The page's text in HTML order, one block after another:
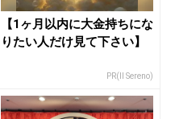
【1ヶ月以内に大金持ちにな
りたい人だけ見て下さい】
PR(Il Sereno)